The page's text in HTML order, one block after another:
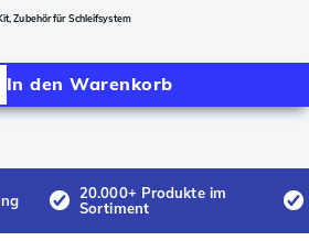
Zubehör für Schleifsystem
In den Warenkorb
20.000+ Produkte im
Sortiment